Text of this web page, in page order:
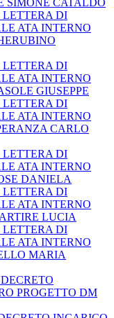
SIMONE CATALDO
DI
ATA INTERNO
DI
ATA INTERNO
GIUSEPPE
DI
ATA INTERNO
CARLO
DI
ATA INTERNO
DANIELA
DI
ATA INTERNO
LUCIA
DI
ATA INTERNO
MARIA
DECRETO
PROGETTO DM